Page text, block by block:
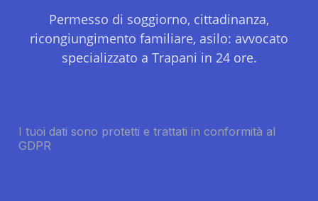
Permesso di soggiorno, cittadinanza,
ricongiungimento familiare, asilo: avvocato
specializzato a Trapani in 24 ore.